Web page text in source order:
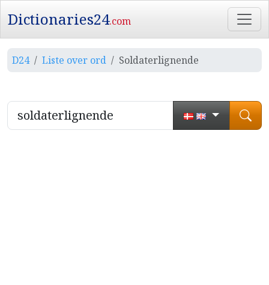
Dictionaries24.com
D24 Liste over ord Soldaterlignende